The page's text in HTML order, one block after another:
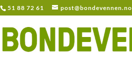
51 88 72 61 post@bondevennen.no